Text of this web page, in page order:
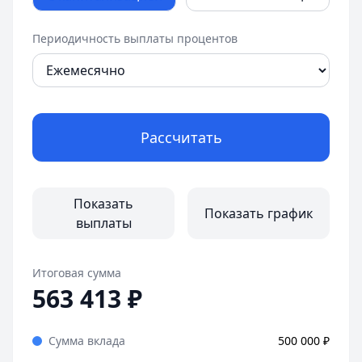
Рейтинг:
Минимальная сумма:от 15 000 ₽
Срок: 3 мес. — 3 лет
Ставка:до 16,2 %
Периодичность выплаты процентов
Рассчитать
Показать
выплаты
Показать график
Итоговая сумма
563 413 ₽
Сумма вклада 500 000 ₽